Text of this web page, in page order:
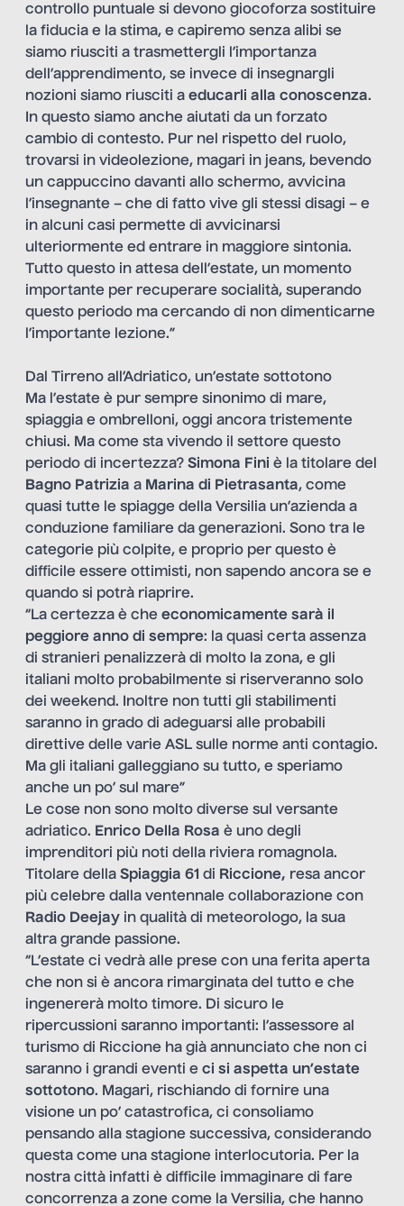
controllo puntuale si devono giocoforza sostituire
la fiducia e la stima, e capiremo senza alibi se
siamo riusciti a trasmettergli l’importanza
dell’apprendimento, se invece di insegnargli
nozioni siamo riusciti a educarli alla conoscenza.
In questo siamo anche aiutati da un forzato
cambio di contesto. Pur nel rispetto del ruolo,
trovarsi in videolezione, magari in jeans, bevendo
un cappuccino davanti allo schermo, avvicina
l’insegnante – che di fatto vive gli stessi disagi – e
in alcuni casi permette di avvicinarsi
ulteriormente ed entrare in maggiore sintonia.
Tutto questo in attesa dell’estate, un momento
importante per recuperare socialità, superando
questo periodo ma cercando di non dimenticarne
l’importante lezione.”
Dal Tirreno all’Adriatico, un’estate sottotono
Ma l’estate è pur sempre sinonimo di mare,
spiaggia e ombrelloni, oggi ancora tristemente
chiusi. Ma come sta vivendo il settore questo
periodo di incertezza? Simona Fini è la titolare del
Bagno Patrizia a Marina di Pietrasanta, come
quasi tutte le spiagge della Versilia un’azienda a
conduzione familiare da generazioni. Sono tra le
categorie più colpite, e proprio per questo è
difficile essere ottimisti, non sapendo ancora se e
quando si potrà riaprire.
“La certezza è che economicamente sarà il
peggiore anno di sempre: la quasi certa assenza
di stranieri penalizzerà di molto la zona, e gli
italiani molto probabilmente si riserveranno solo
dei weekend. Inoltre non tutti gli stabilimenti
saranno in grado di adeguarsi alle probabili
direttive delle varie ASL sulle norme anti contagio.
Ma gli italiani galleggiano su tutto, e speriamo
anche un po’ sul mare”
Le cose non sono molto diverse sul versante
adriatico. Enrico Della Rosa è uno degli
imprenditori più noti della riviera romagnola.
Titolare della Spiaggia 61 di Riccione, resa ancor
più celebre dalla ventennale collaborazione con
Radio Deejay in qualità di meteorologo, la sua
altra grande passione.
“L’estate ci vedrà alle prese con una ferita aperta
che non si è ancora rimarginata del tutto e che
ingenererà molto timore. Di sicuro le
ripercussioni saranno importanti: l’assessore al
turismo di Riccione ha già annunciato che non ci
saranno i grandi eventi e ci si aspetta un’estate
sottotono. Magari, rischiando di fornire una
visione un po’ catastrofica, ci consoliamo
pensando alla stagione successiva, considerando
questa come una stagione interlocutoria. Per la
nostra città infatti è difficile immaginare di fare
concorrenza a zone come la Versilia, che hanno